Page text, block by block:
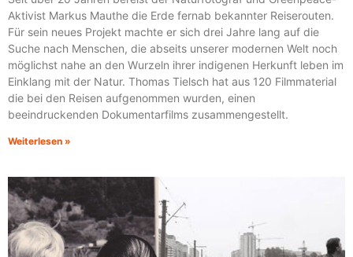
Aktivist Markus Mauthe die Erde fernab bekannter Reiserouten.
Für sein neues Projekt machte er sich drei Jahre lang auf die
Suche nach Menschen, die abseits unserer modernen Welt noch
möglichst nahe an den Wurzeln ihrer indigenen Herkunft leben im
Einklang mit der Natur. Thomas Tielsch hat aus 120 Filmmaterial
die bei den Reisen aufgenommen wurden, einen
beeindruckenden Dokumentarfilms zusammengestellt.
Weiterlesen »